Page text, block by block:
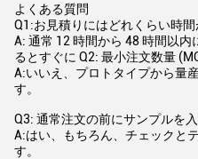
よくある質問
Q1:お見積りにはどれくらい時
A: 通常 12 時間から 48 時間以
るとすぐに Q2: 最小注文数量
A:いいえ、プロトタイプから量
す。
Q3: 通常注文の前にサンプルを
A:はい、もちろん、チェックと
す。